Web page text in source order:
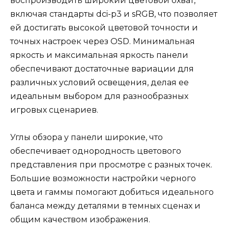
включая стандарты dci-p3 и sRGB, что позволяет
ей достигать высокой цветовой точности и
точных настроек через OSD. Минимальная
яркость и максимальная яркость панели
обеспечивают достаточные вариации для
различных условий освещения, делая ее
идеальным выбором для разнообразных
игровых сценариев.
Углы обзора у панели широкие, что
обеспечивает однородность цветового
представления при просмотре с разных точек.
Большие возможности настройки черного
цвета и гаммы помогают добиться идеального
баланса между деталями в темных сценах и
общим качеством изображения.